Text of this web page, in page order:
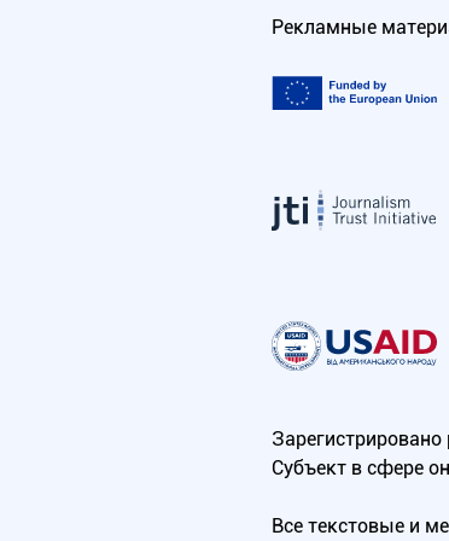
Рекламные
Субъект в сфере
Все текстовые и